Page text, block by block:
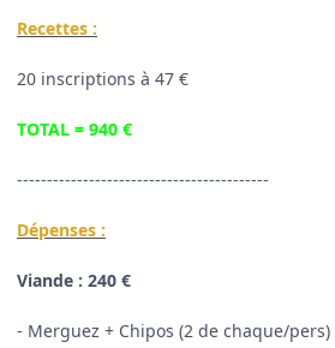
Recettes :
20 inscriptions à 47 €
TOTAL = 940 €
------------------------------------------
Dépenses :
Viande : 240 €
- Merguez + Chipos (2 de chaque/pers)